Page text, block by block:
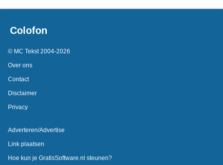
Colofon
© MC Tekst 2004-2026
Over ons
Contact
Disclaimer
Privacy
Adverteren/Advertise
Link plaatsen
Hoe kun je GratisSoftware.nl steunen?